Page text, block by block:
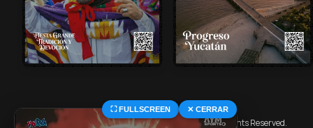
⛶ FULLSCREEN ✕ CERRAR
© 2026 Central Deportiva MX. All Rights Reserved.